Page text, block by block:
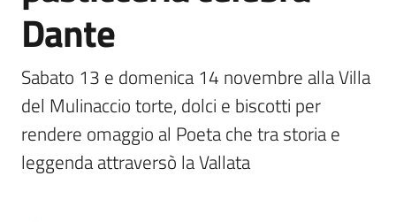
Documenti
e
dati
Dante
Sabato 13 e domenica 14 novembre alla Villa
del Mulinaccio torte, dolci e biscotti per
rendere omaggio al Poeta che tra storia e
leggenda attraversò la Vallata